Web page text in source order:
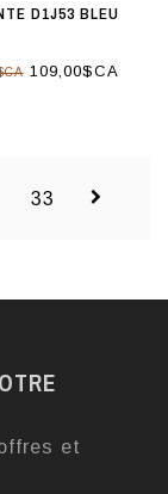
D1J53 BLEU
109,00$CA
33
et